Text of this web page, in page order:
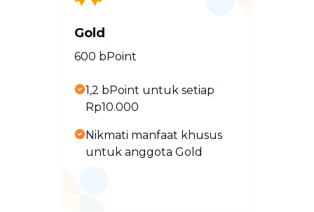
Gold
600 bPoint
1,2 bPoint untuk setiap
Rp10.000
Nikmati manfaat khusus
untuk anggota Gold